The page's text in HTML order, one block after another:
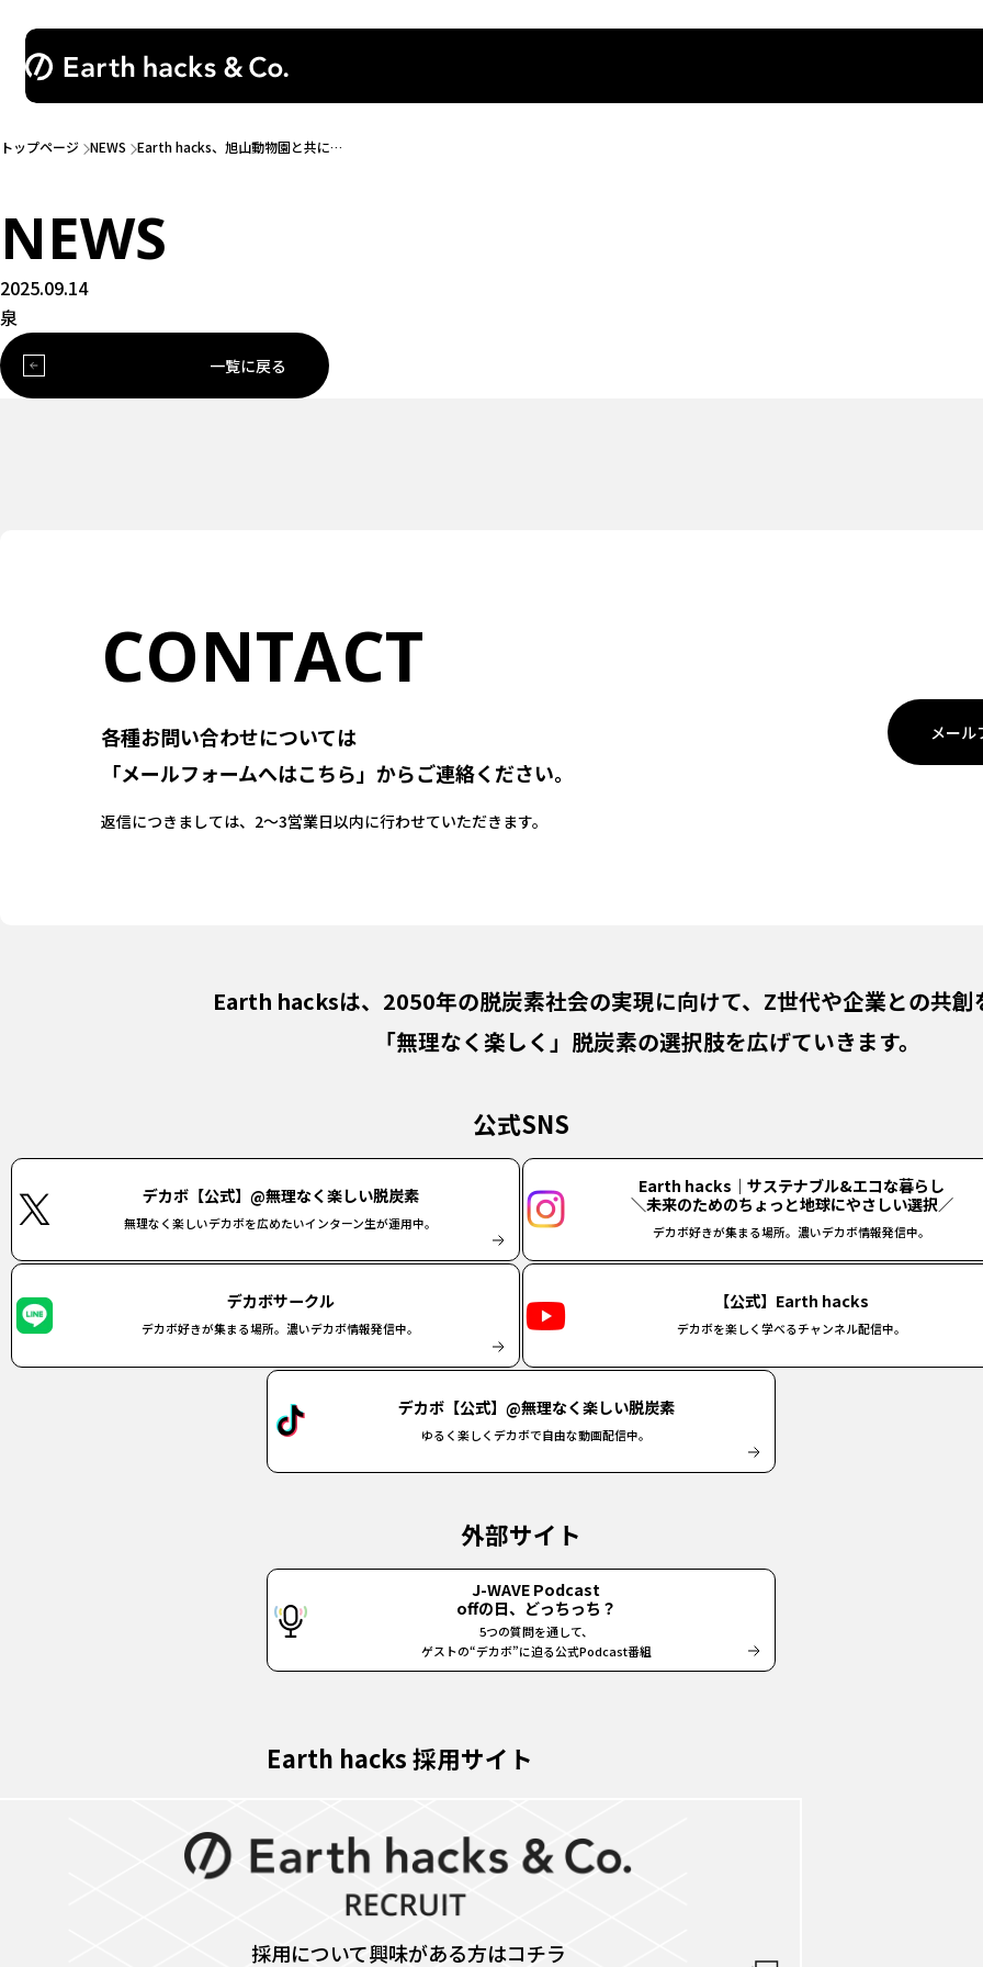
トップページ NEWS Earth hacks、旭山動物園と共に…
NEWS
2025.09.14
泉
一覧に戻る
CONTACT
各種お問い合わせについては
「メールフォームへはこちら」 からご連絡ください。
返信につきましては、 2〜3営業日以内に行わせていただきます。
メール
Earth hacksは、 2050年の脱炭素社会の実現に向けて、 Z世代や企業との共創
「無理なく楽しく」脱炭素の選択肢を広げていきます。
公式SNS
デカボ【公式】@無理なく楽しい脱炭素
無理なく楽しいデカボを広めたいインターン生が運用中。
Earth hacks｜サステナブル&エコな暮らし
＼未来のためのちょっと地球にやさしい選択／
デカボ好きが集まる場所。濃いデカボ情報発信中。
デカボサークル
デカボ好きが集まる場所。濃いデカボ情報発信中。
【公式】Earth hacks
デカボを楽しく学べるチャンネル配信中。
デカボ【公式】@無理なく楽しい脱炭素
ゆるく楽しくデカボで自由な動画配信中。
外部サイト
J-WAVE Podcast
offの日、どっちっち？
5つの質問を通して、
ゲストの“デカボ”に迫る公式Podcast番組
Earth hacks 採用サイト
採用について興味がある方はコチラ